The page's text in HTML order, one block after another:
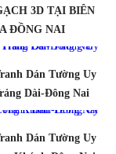
3D TẠI BIÊN
ĐỒNG NAI
Dán Tường Uy
Dài-Đông Nai
Dán Tường Uy